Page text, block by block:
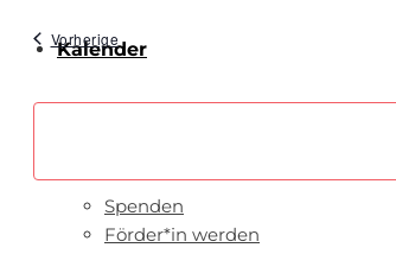
Kalender
Spenden
Förder*in werden
Vorherige Veranstaltungen